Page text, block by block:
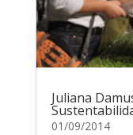
Juliana
01/09/2014